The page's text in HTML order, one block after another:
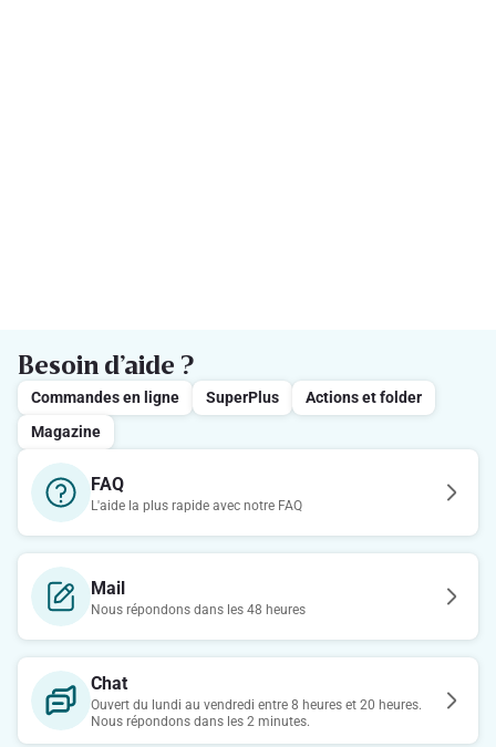
Besoin d’aide ?
Commandes en ligne SuperPlus
Actions et folder
Magazine
FAQ
L'aide la plus rapide avec notre FAQ
Mail
Nous répondons dans les 48 heures
Chat
Ouvert du lundi au vendredi entre 8 heures et 20 heures.
Nous répondons dans les 2 minutes.